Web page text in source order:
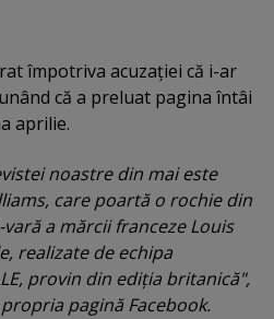
împotriva acuzaţiei că i-ar
că a preluat pagina întâi
aprilie.
noastre din mai este
care poartă o rochie din
a mărcii franceze Louis
realizate de echipa
provin din ediţia britanică",
pagină Facebook.